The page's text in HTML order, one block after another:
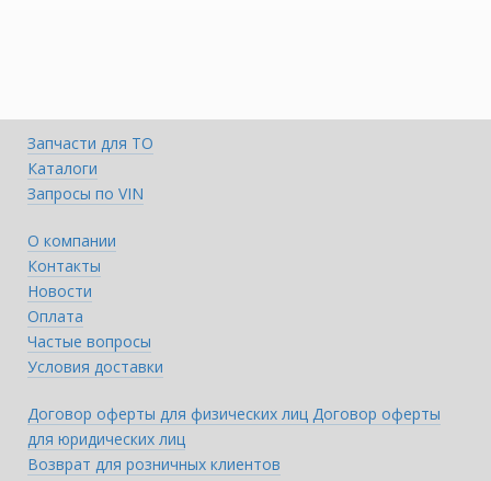
Запчасти для ТО
Каталоги
Запросы по VIN
О компании
Контакты
Новости
Оплата
Частые вопросы
Условия доставки
Договор оферты для физических лиц Договор оферты
для юридических лиц
Возврат для розничных клиентов